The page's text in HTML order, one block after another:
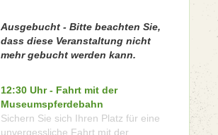
Ausgebucht - Bitte beachten Sie,
dass diese Veranstaltung nicht
mehr gebucht werden kann.
12:30 Uhr - Fahrt mit der
Museumspferdebahn
Sichern Sie sich Ihren Platz für eine
unvergessliche Fahrt mit der